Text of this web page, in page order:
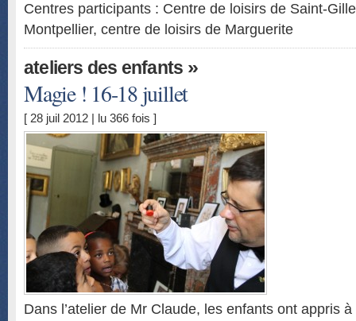
Centres participants : Centre de loisirs de Saint-
Montpellier, centre de loisirs de Marguerite
ateliers des enfants »
Magie ! 16-18 juillet
[ 28 juil 2012 | lu 366 fois ]
Dans l’atelier de Mr Claude, les enfants ont appris